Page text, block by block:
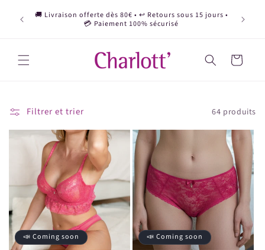
passer
au
🚚 Livraison offerte dès 80€ • ↩️ Retours sous 15 jours •
💳 Paiement 100% sécurisé
Panier
Filtrer et trier 64 produits
📣 Coming soon 📣 Coming soon